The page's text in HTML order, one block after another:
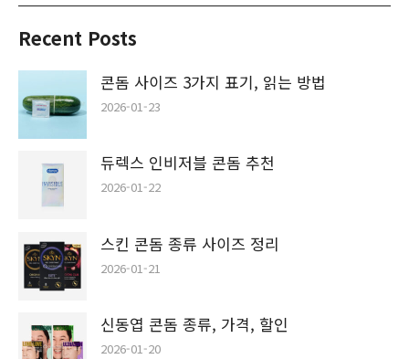
Recent Posts
콘돔 사이즈 3가지 표기, 읽는 방법
2026-01-23
듀렉스 인비저블 콘돔 추천
2026-01-22
스킨 콘돔 종류 사이즈 정리
2026-01-21
신동엽 콘돔 종류, 가격, 할인
2026-01-20